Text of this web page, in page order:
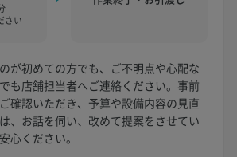
さい
が初めての方でも、ご不明点や心配な
も店舗担当者へご連絡ください。事前
確認いただき、予算や設備内容の見直
、お話を伺い、改めて提案をさせてい
心ください。